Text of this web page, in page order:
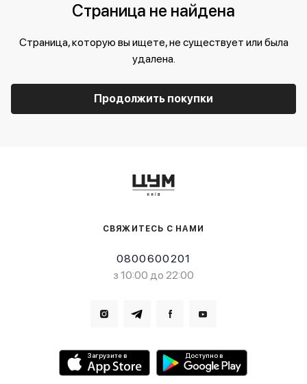
Страница не найдена
Страница, которую вы ищете, не существует или была
удалена.
Продолжить покупки
СВЯЖИТЕСЬ С НАМИ
0800600201
з 10:00 до 22:00
Загрузите в Доступно в